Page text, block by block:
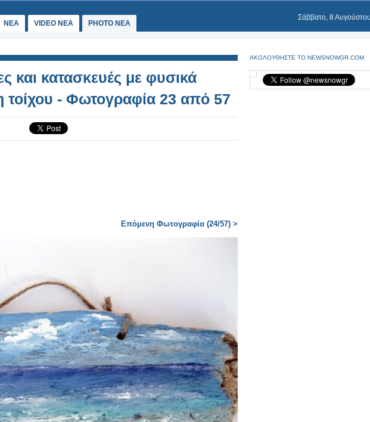
ΝΕΑ VIDEO NEA PHOTO NEA
Σάββατο, 8
και κατασκευές με φυσικά
τοίχου - Φωτογραφία 23 από 57
Επόμενη Φωτογραφία (24/57) >
ΑΚΟΛΟΥΘΗΣΤΕ ΤΟ NEWSNOWGR.COM